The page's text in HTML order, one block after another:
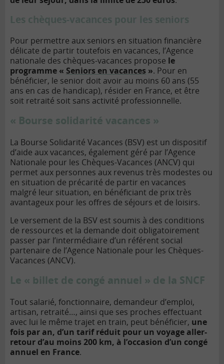
Les chèques-vacances pour les seniors
Pour permettre aux seniors en situation financière
délicate de partir toutefois en vacances, l’Agence
nationale des chèques-vacances propose le
programme « Seniors en vacances ». Pour en
bénéficier, le senior doit avoir au moins 60 ans (55
ans en cas de handicap), résider en France, et être
soit retraité soit sans activité professionnelle.
« Bourse solidarité vacances »
La Bourse Solidarité Vacances (BSV) est un dispositif
d’aide aux vacances, également géré par l’Agence
Nationale pour les Chèques-Vacances (ANCV) qui
permet aux personnes aux revenus très modestes ou
en situation de précarité de partir en vacances
malgré leur situation, en bénéficiant de prix très
avantageux pour les offres de séjours et de loisirs.
Le versement de la BSV est soumis à des conditions
de ressources et la demande doit obligatoirement
passer par l’intermédiaire d’un référent social
partenaire de l’Agence Nationale pour les Chèques-
Vacances (ANCV).
Le « billet de congé annuel » de la SNCF
Tout salarié, fonctionnaire, demandeur d’emploi,
artisan, retraité…, ainsi que ses proches effectuant
avec lui le même trajet en train, peut bénéficier, une
fois par an, d’un tarif réduit pour un voyage aller-
retour d’au moins 200 km, à l’occasion d’un congé
annuel en France.